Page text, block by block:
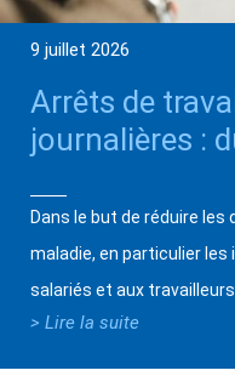
9 juillet 2026
Arrêts de
journalières :
Dans le but de réduire les
maladie, en particulier
salariés et aux
> Lire la suite